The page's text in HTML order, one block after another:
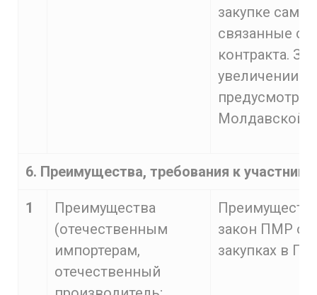
закупке
связанные с
контракта.
увеличении
Молдавской
6. Преимущества, требования к
1
Преимущества
(отечественным
импортерам,
отечественный
закон ПМР от
закупках в